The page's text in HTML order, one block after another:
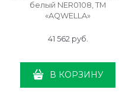
белый NER0108, ТМ
«AQWELLA»
41 562 руб.
В КОРЗИНУ